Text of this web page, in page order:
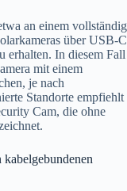
an einem vollständig
über USB-C
erhalten. In diesem Fall
mit einem
je nach
Standorte empfiehlt
Cam, die ohne